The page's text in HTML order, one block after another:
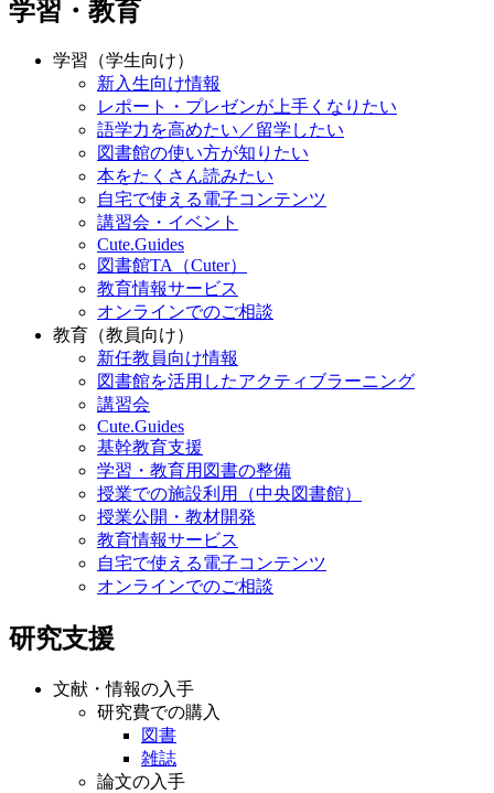
学習・教育
学習（学生向け）
新入生向け情報
レポート・プレゼンが上手くなりたい
語学力を高めたい／留学したい
図書館の使い方が知りたい
本をたくさん読みたい
自宅で使える電子コンテンツ
講習会・イベント
Cute.Guides
図書館TA（Cuter）
教育情報サービス
オンラインでのご相談
教育（教員向け）
新任教員向け情報
図書館を活用したアクティブラーニング
講習会
Cute.Guides
基幹教育支援
学習・教育用図書の整備
授業での施設利用（中央図書館）
授業公開・教材開発
教育情報サービス
自宅で使える電子コンテンツ
オンラインでのご相談
研究支援
文献・情報の入手
研究費での購入
図書
雑誌
論文の入手